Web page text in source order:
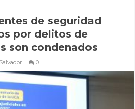
de seguridad
por delitos de
son condenados
0